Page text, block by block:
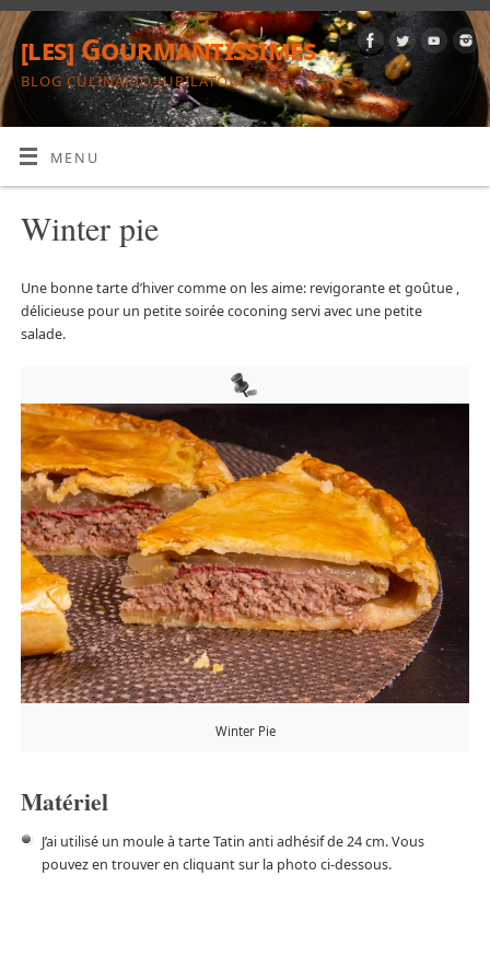
[les] Gourmantissimes
BLOG CULINARIO-JUBILATOIRE
MENU
Winter pie
Une bonne tarte d’hiver comme on les aime: revigorante et goûtue ,
délicieuse pour un petite soirée coconing servi avec une petite
salade.
Winter Pie
Matériel
J’ai utilisé un moule à tarte Tatin anti adhésif de 24 cm. Vous
pouvez en trouver en cliquant sur la photo ci-dessous.